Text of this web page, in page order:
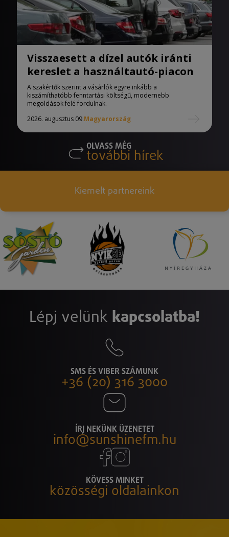
Visszaesett a dízel autók iránti
kereslet a használtautó-piacon
A szakértők szerint a vásárlók egyre inkább a
kiszámíthatóbb fenntartási költségű, modernebb
megoldások felé fordulnak.
2026. augusztus 09.Magyarország
OLVASS MÉG
további hírek
Kiemelt partnereink
Lépj velünk kapcsolatba!
SMS ÉS VIBER SZÁMUNK
+36 (20) 316 3000
ÍRJ NEKÜNK ÜZENETET
info@sunshinefm.hu
KÖVESS MINKET
közösségi oldalainkon